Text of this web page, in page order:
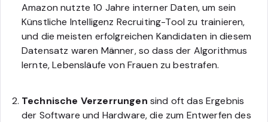
Amazon nutzte 10 Jahre interner Daten, um sein
Künstliche Intelligenz Recruiting-Tool zu trainieren,
und die meisten erfolgreichen Kandidaten in diesem
Datensatz waren Männer, so dass der Algorithmus
lernte, Lebensläufe von Frauen zu bestrafen.
Technische Verzerrungen sind oft das Ergebnis
der Software und Hardware, die zum Entwerfen des